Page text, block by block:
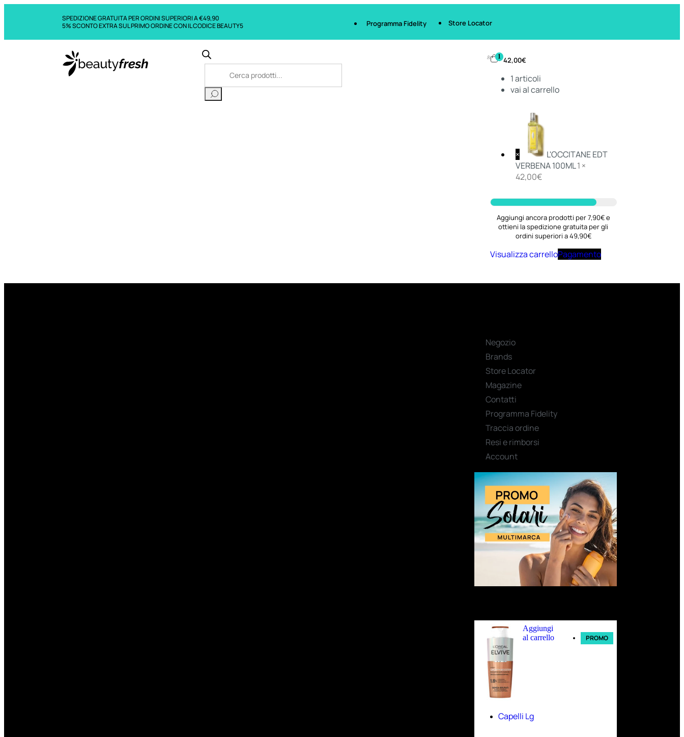
SPEDIZIONE GRATUITA PER ORDINI SUPERIORI A €49,90
5% SCONTO EXTRA SUL PRIMO ORDINE CON IL CODICE BEAUTY5
Programma Fidelity Store Locator
1 42,00€
1articoli
vai al carrello
×
L'OCCITANE EDT
VERBENA 100ML1 ×
42,00€
Aggiungi ancora prodotti per 7,90€ e
ottieni la spedizione gratuita per gli
ordini superiori a 49,90€
Visualizza carrelloPagamento
Negozio
Brands
Store Locator
Magazine
Contatti
Programma Fidelity
Traccia ordine
Resi e rimborsi
Account
Aggiungi
al carrello
PROMO
Capelli Lg